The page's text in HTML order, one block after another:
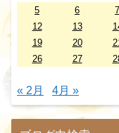
5
6 7
12
13
19
20
26
27
« 2月 4月 »